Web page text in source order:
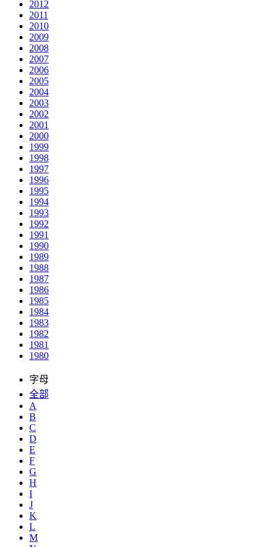
2012
2011
2010
2009
2008
2007
2006
2005
2004
2003
2002
2001
2000
1999
1998
1997
1996
1995
1994
1993
1992
1991
1990
1989
1988
1987
1986
1985
1984
1983
1982
1981
1980
字母
全部
A
B
C
D
E
F
G
H
I
J
K
L
M